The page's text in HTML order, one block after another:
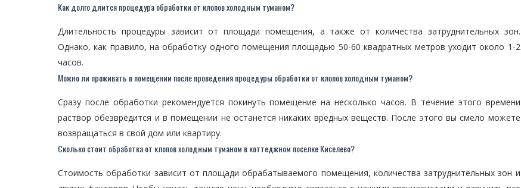
Как долго длится процедура обработки от клопов холодным туманом?
Длительность процедуры зависит от площади помещения, а также от количества затруднительных зон.
Однако, как правило, на обработку одного помещения площадью 50-60 квадратных метров уходит около 1-2
часов.
Можно ли проживать в помещении после проведения процедуры обработки от клопов холодным туманом?
Сразу после обработки рекомендуется покинуть помещение на несколько часов. В течение этого времени
раствор обезвредится и в помещении не останется никаких вредных веществ. После этого вы смело можете
возвращаться в свой дом или квартиру.
Сколько стоит обработка от клопов холодным туманом в коттеджном поселке Киселево?
Стоимость обработки зависит от площади обрабатываемого помещения, количества затруднительных зон и